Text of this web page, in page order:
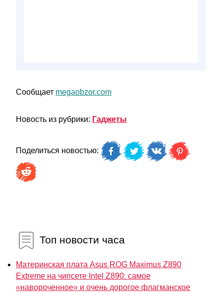
Сообщает megaobzor.com
Новость из рубрики: Гаджеты
Поделиться новостью:
Топ новости часа
Материнская плата Asus ROG Maximus Z890
Extreme на чипсете Intel Z890: самое
«навороченное» и очень дорогое флагманское